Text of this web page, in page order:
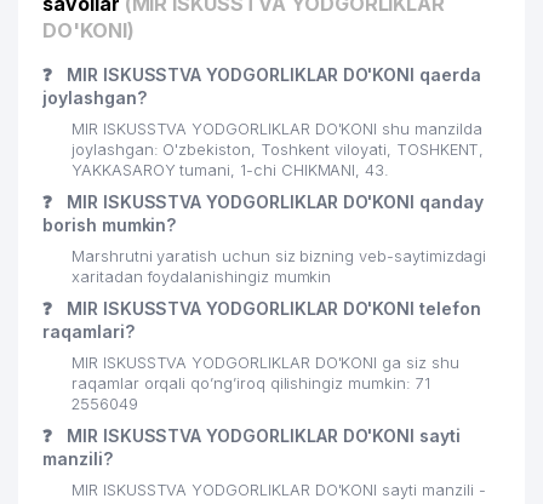
DO'KONI)
❓
MIR ISKUSSTVA YODGORLIKLAR DO'KONI qaerda
joylashgan?
MIR ISKUSSTVA YODGORLIKLAR DO'KONI shu manzilda
joylashgan: O'zbekiston, Toshkent viloyati, TOSHKENT,
YAKKASAROY tumani, 1-chi CHIKMANI, 43.
❓
MIR ISKUSSTVA YODGORLIKLAR DO'KONI qanday
borish mumkin?
Marshrutni yaratish uchun siz bizning veb-saytimizdagi
xaritadan foydalanishingiz mumkin
❓
MIR ISKUSSTVA YODGORLIKLAR DO'KONI telefon
raqamlari?
MIR ISKUSSTVA YODGORLIKLAR DO'KONI ga siz shu
raqamlar orqali qo’ng’iroq qilishingiz mumkin: 71
2556049
❓
MIR ISKUSSTVA YODGORLIKLAR DO'KONI sayti
manzili?
MIR ISKUSSTVA YODGORLIKLAR DO'KONI sayti manzili -